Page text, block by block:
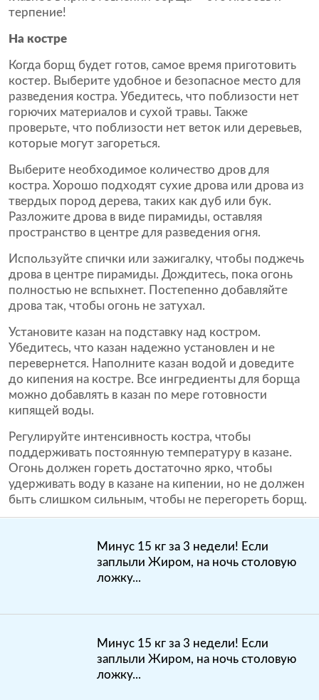
терпение!
На костре
Когда борщ будет готов, самое время приготовить
костер. Выберите удобное и безопасное место для
разведения костра. Убедитесь, что поблизости нет
горючих материалов и сухой травы. Также
проверьте, что поблизости нет веток или деревьев,
которые могут загореться.
Выберите необходимое количество дров для
костра. Хорошо подходят сухие дрова или дрова из
твердых пород дерева, таких как дуб или бук.
Разложите дрова в виде пирамиды, оставляя
пространство в центре для разведения огня.
Используйте спички или зажигалку, чтобы поджечь
дрова в центре пирамиды. Дождитесь, пока огонь
полностью не вспыхнет. Постепенно добавляйте
дрова так, чтобы огонь не затухал.
Установите казан на подставку над костром.
Убедитесь, что казан надежно установлен и не
перевернется. Наполните казан водой и доведите
до кипения на костре. Все ингредиенты для борща
можно добавлять в казан по мере готовности
кипящей воды.
Регулируйте интенсивность костра, чтобы
поддерживать постоянную температуру в казане.
Огонь должен гореть достаточно ярко, чтобы
удерживать воду в казане на кипении, но не должен
быть слишком сильным, чтобы не перегореть борщ.
Минус 15 кг за 3 недели! Если
заплыли Жиром, на ночь столовую
ложку...
Минус 15 кг за 3 недели! Если
заплыли Жиром, на ночь столовую
ложку...